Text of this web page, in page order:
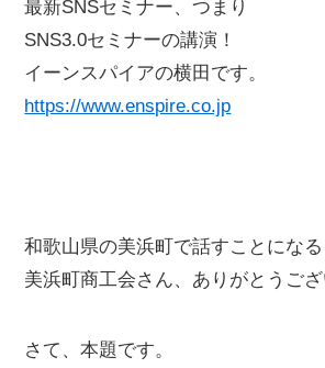
最新SNSセミナー、つまり
SNS3.0セミナーの講演！
イーンスパイアの横田です。
https://www.enspire.co.jp
和歌山県の美浜町で話すことにな
美浜町商工会さん、ありがとうござ
さて、本題です。